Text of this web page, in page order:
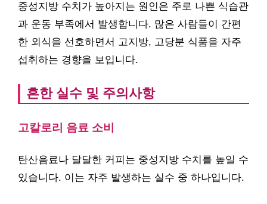
중성지방 수치가 높아지는 원인은 주로 나쁜 식습관
과 운동 부족에서 발생합니다. 많은 사람들이 간편
한 외식을 선호하면서 고지방, 고당분 식품을 자주
섭취하는 경향을 보입니다.
흔한 실수 및 주의사항
고칼로리 음료 소비
탄산음료나 달달한 커피는 중성지방 수치를 높일 수
있습니다. 이는 자주 발생하는 실수 중 하나입니다.